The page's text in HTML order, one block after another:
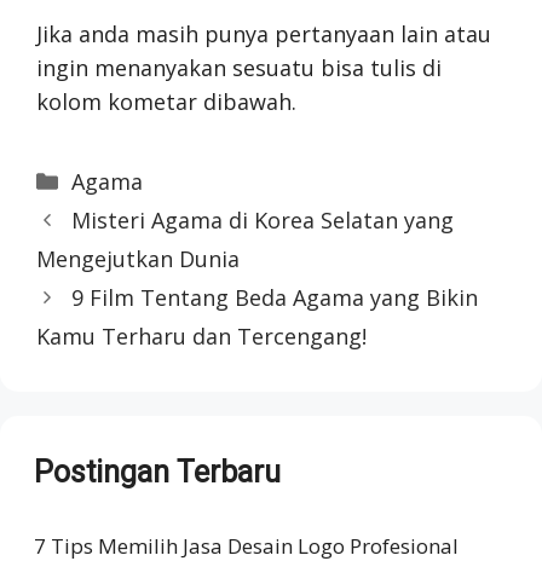
Jika anda masih punya pertanyaan lain atau
ingin menanyakan sesuatu bisa tulis di
kolom kometar dibawah.
Categories
Agama
Misteri Agama di Korea Selatan yang
Mengejutkan Dunia
9 Film Tentang Beda Agama yang Bikin
Kamu Terharu dan Tercengang!
Postingan Terbaru
7 Tips Memilih Jasa Desain Logo Profesional